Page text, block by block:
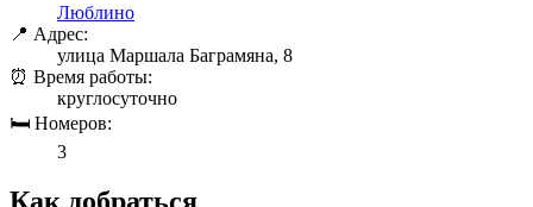
Люблино
📍 Адрес:
улица Маршала Баграмяна, 8
⏰ Время работы:
круглосуточно
🛏 Номеров:
3